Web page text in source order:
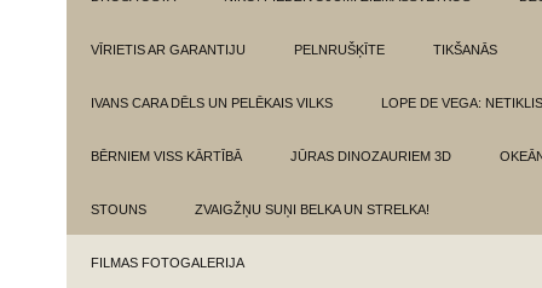
VĪRIETIS AR GARANTIJU PELNRUŠĶĪTE TIKŠANĀS
IVANS CARA DĒLS UN PELĒKAIS VILKS LOPE DE VEGA:
BĒRNIEM VISS KĀRTĪBĀ JŪRAS DINOZAURIEM 3D
STOUNS ZVAIGŽŅU SUŅI BELKA UN STRELKA!
FILMAS FOTOGALERIJA